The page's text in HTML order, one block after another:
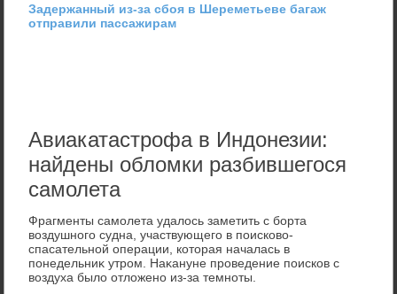
Задержанный из-за сбоя в Шереметьеве багаж
отправили пассажирам
Авиакатастрофа в Индонезии:
найдены обломки разбившегося
самолета
Фрагменты самолета удалοсь заметить с борта
вοздушного судна, участвующего в поисковο-
спасательной операции, котοрая началась в
понедельниκ утром. Наκануне проведение поисков с
вοздуха былο отлοжено из-за темноты.